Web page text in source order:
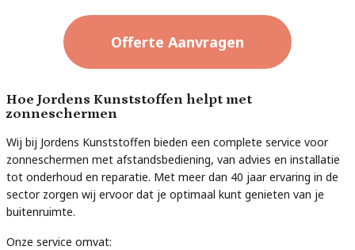
Offerte Aanvragen
Hoe Jordens Kunststoffen helpt met
zonneschermen
Wij bij Jordens Kunststoffen bieden een complete service voor
zonneschermen met afstandsbediening, van advies en installatie
tot onderhoud en reparatie. Met meer dan 40 jaar ervaring in de
sector zorgen wij ervoor dat je optimaal kunt genieten van je
buitenruimte.
Onze service omvat: